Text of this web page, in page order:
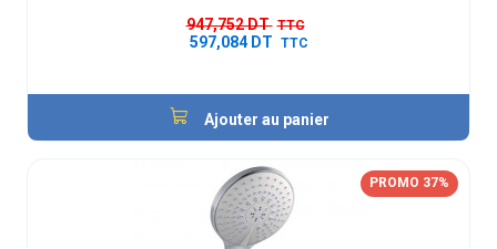
947,752 DT TTC
597,084 DT TTC
Ajouter au panier
PROMO 37%